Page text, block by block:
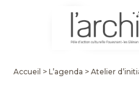
Accueil >L’agenda >Atelier